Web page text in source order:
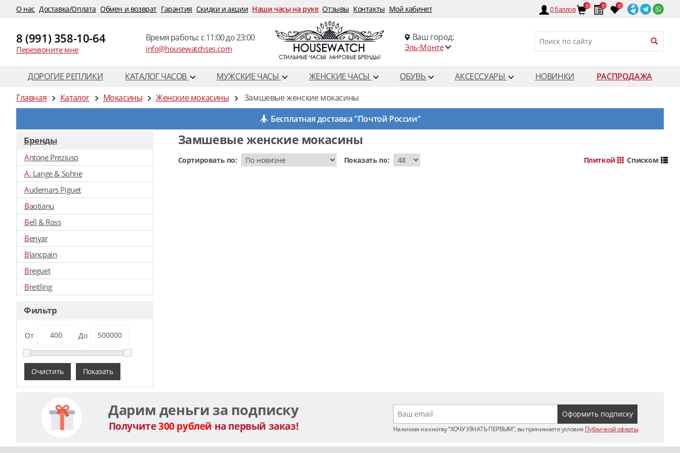
O нас Доставка/Оплата Обмен и возврат Гарантия Скидки и акции Наши часы на руке Отзывы Контакты Мой кабинет 0баллов 0 0 0
8 (991) 358-10-64
Перезвоните мне
Время работы: c 11:00 до 23:00
info@housewatchses.com
Ваш город:
Эль-Монте
ДОРОГИЕ РЕПЛИКИ КАТАЛОГ ЧАСОВ МУЖСКИЕ ЧАСЫ ЖЕНСКИЕ ЧАСЫ ОБУВЬ АКСЕССУАРЫ НОВИНКИ
РАСПРОДАЖА
Главная
Каталог Мокасины Женские мокасины
Замшевые женские мокасины
Бесплатная доставка "Почтой России"
Бренды
Antone Preziuso
A. Lange & Sohne
Audemars Piguet
Baotianu
Bell & Ross
Benyar
Blancpain
Breguet
Breitling
Burberry
Briston
Calvin Klein
Cartier
Chopard
Christian Dior
Фильтр
От До
Очистить Показать
Замшевые женские мокасины
Сортировать по: Показать по: Плиткой Списком
Дарим деньги за подписку
Получите300 рублей на первый заказ! Нажимая на кнопку “ХОЧУ УЗНАТЬ ПЕРВЫМ”, вы принимаете условия Публичной оферты